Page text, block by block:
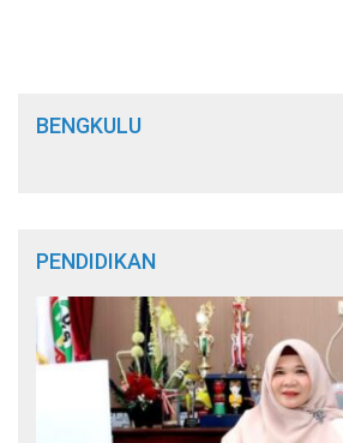
BENGKULU
PENDIDIKAN